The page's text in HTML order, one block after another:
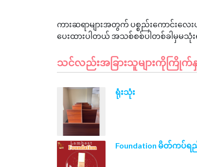
ကားဆရာများအတွက် ပစ္စည်းကောင်းလေ
သင်လည်းအခြားသူများကိုကြိုက်နှ
ရုံးသုံး
Foundation မိတ်ကပ်ရ